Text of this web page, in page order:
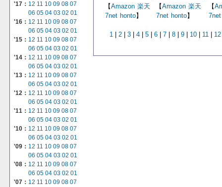
'17： 12 11 10 09 08 07
06 05 04 03 02 01
'16： 12 11 10 09 08 07
06 05 04 03 02 01
'15： 12 11 10 09 08 07
06 05 04 03 02 01
'14： 12 11 10 09 08 07
06 05 04 03 02 01
'13： 12 11 10 09 08 07
06 05 04 03 02 01
'12： 12 11 10 09 08 07
06 05 04 03 02 01
'11： 12 11 10 09 08 07
06 05 04 03 02 01
'10： 12 11 10 09 08 07
06 05 04 03 02 01
'09： 12 11 10 09 08 07
06 05 04 03 02 01
'08： 12 11 10 09 08 07
06 05 04 03 02 01
'07： 12 11 10 09 08 07
【Amazon 楽天
7net honto】
【Amazon 楽天
7net honto】
【
7net
1 2| 3| 4| 5| 6| 7| 8| 9| 10| 11 12